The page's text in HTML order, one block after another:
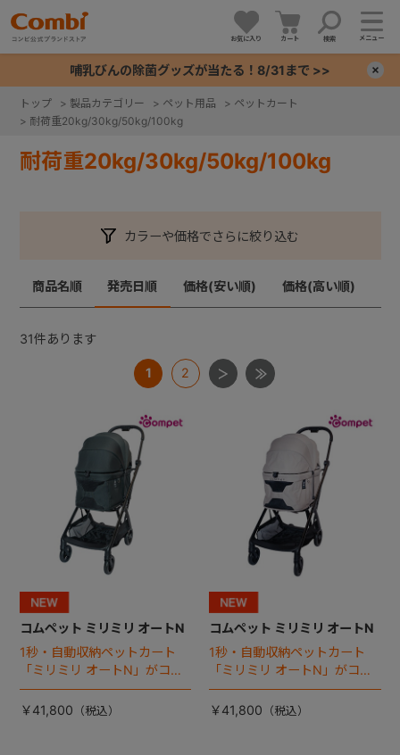
お気に入り カート 検索 メニュー
哺乳びんの除菌グッズが当たる！8/31まで >>
トップ > 製品カテゴリー > ペット用品 > ペットカート
> 耐荷重20kg/30kg/50kg/100kg
耐荷重20kg/30kg/50kg/100kg
カラーや価格でさらに絞り込む
商品名順 発売日順 価格(安い順) 価格(高い順)
31件あります
1 2
コムペット ミリミリ オートN
1秒・自動収納ペットカート
「ミリミリ オートN」がコム
ペットから登場！
￥41,800
コムペット ミリミリ オートN
1秒・自動収納ペットカート
「ミリミリ オートN」がコム
ペットから登場！
￥41,800